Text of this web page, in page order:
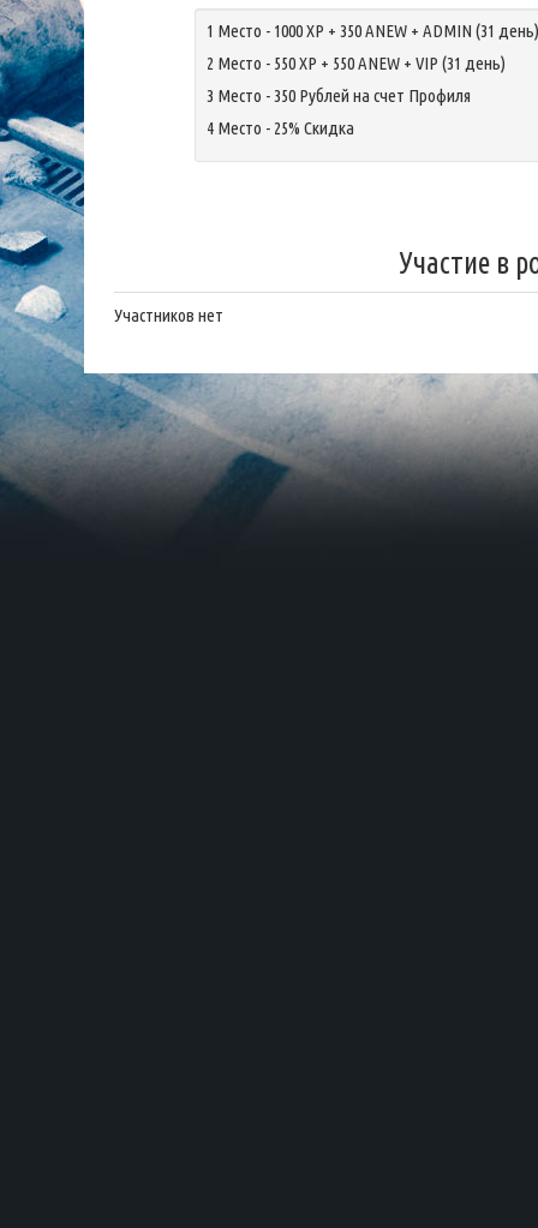
1 Место - 1000 XP + 350 ANEW + ADMIN (31
2 Место - 550 XP + 550 ANEW + VIP (31 день)
3 Место - 350 Рублей на счет Профиля
4 Место - 25% Скидка
Участие в
Участников нет